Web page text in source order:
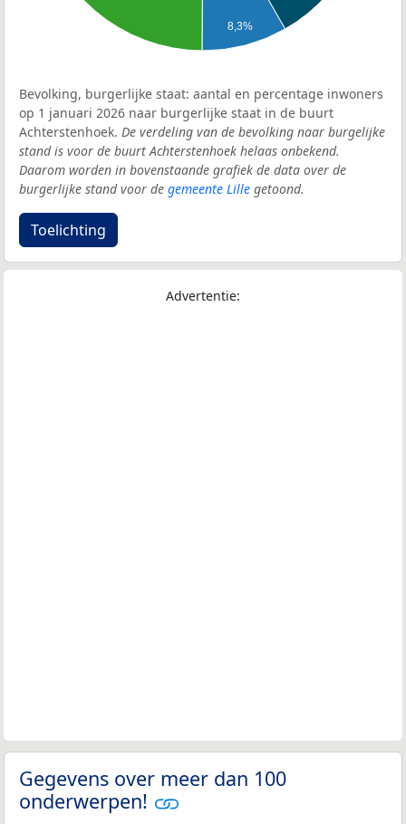
8,3%
Bevolking, burgerlijke staat: aantal en percentage inwoners
op 1 januari 2026 naar burgerlijke staat in de buurt
Achterstenhoek. De verdeling van de bevolking naar burgelijke
stand is voor de buurt Achterstenhoek helaas onbekend.
Daarom worden in bovenstaande grafiek de data over de
burgerlijke stand voor de gemeente Lille getoond.
Toelichting
Advertentie:
Gegevens over meer dan 100
onderwerpen!